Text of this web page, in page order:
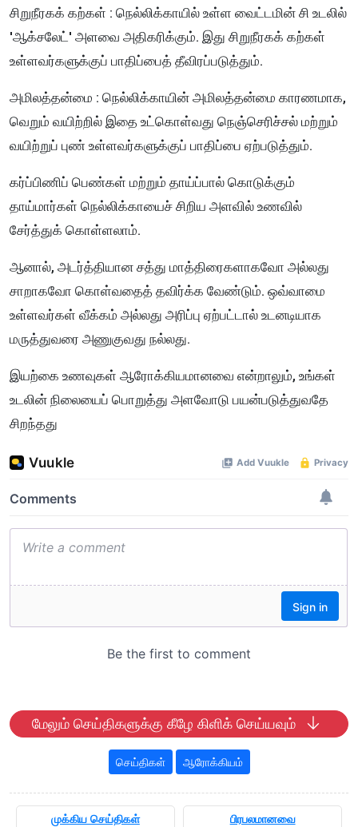
சிறுநீரகக் கற்கள் : நெல்லிக்காயில் உள்ள வைட்டமின் சி உடலில்
'ஆக்சலேட்' அளவை அதிகரிக்கும். இது சிறுநீரகக் கற்கள்
உள்ளவர்களுக்குப் பாதிப்பைத் தீவிரப்படுத்தும்.
அமிலத்தன்மை : நெல்லிக்காயின் அமிலத்தன்மை காரணமாக,
வெறும் வயிற்றில் இதை உட்கொள்வது நெஞ்செரிச்சல் மற்றும்
வயிற்றுப் புண் உள்ளவர்களுக்குப் பாதிப்பை ஏற்படுத்தும்.
கர்ப்பிணிப் பெண்கள் மற்றும் தாய்ப்பால் கொடுக்கும்
தாய்மார்கள் நெல்லிக்காயைச் சிறிய அளவில் உணவில்
சேர்த்துக் கொள்ளலாம்.
ஆனால், அடர்த்தியான சத்து மாத்திரைகளாகவோ அல்லது
சாறாகவோ கொள்வதைத் தவிர்க்க வேண்டும். ஒவ்வாமை
உள்ளவர்கள் வீக்கம் அல்லது அரிப்பு ஏற்பட்டால் உடனடியாக
மருத்துவரை அணுகுவது நல்லது.
இயற்கை உணவுகள் ஆரோக்கியமானவை என்றாலும், உங்கள்
உடலின் நிலையைப் பொறுத்து அளவோடு பயன்படுத்துவதே
சிறந்தது
மேலும் செய்திகளுக்கு கீழே கிளிக் செய்யவும்
செய்திகள் ஆரோக்கியம்
முக்கிய செய்திகள் பிரபலமானவை